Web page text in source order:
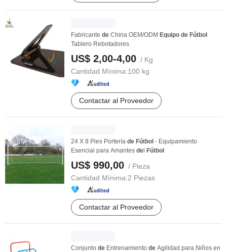
Fabricante de China OEM/ODM Equipo de Fútbol
Tablero Rebotadores
US$ 2,00-4,00 / Kg
Cantidad Mínima:100 kg
Contactar al Proveedor
24 X 8 Pies Portería de Fútbol - Equipamiento
Esencial para Amantes de Fútbol
US$ 990,00 / Pieza
Cantidad Mínima:2 Piezas
Contactar al Proveedor
Conjunto de Entrenamiento de Agilidad para Niños en